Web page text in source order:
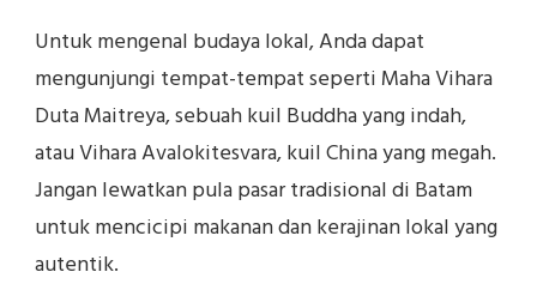
Untuk mengenal budaya lokal, Anda dapat
mengunjungi tempat-tempat seperti Maha Vihara
Duta Maitreya, sebuah kuil Buddha yang indah,
atau Vihara Avalokitesvara, kuil China yang megah.
Jangan lewatkan pula pasar tradisional di Batam
untuk mencicipi makanan dan kerajinan lokal yang
autentik.